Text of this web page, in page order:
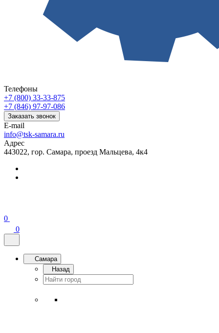
Телефоны
+7 (800) 33-33-875
+7 (846) 97-97-086
Заказать звонок
E-mail
info@tsk-samara.ru
Адрес
443022, гор. Самара, проезд Мальцева, 4к4
0
0
Самара
Назад